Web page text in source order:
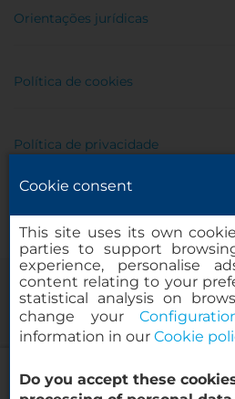
NH Brussels EU
Orientações jurídicas
Política de cookies
Política de privacidade
© 2000-2026 MINOR HOTELS EUROPE
Cookie consent
This site uses its own
parties to support
experience, personalise
content relating to your
statistical analysis on
change your
information in our Cookie
Do you accept these